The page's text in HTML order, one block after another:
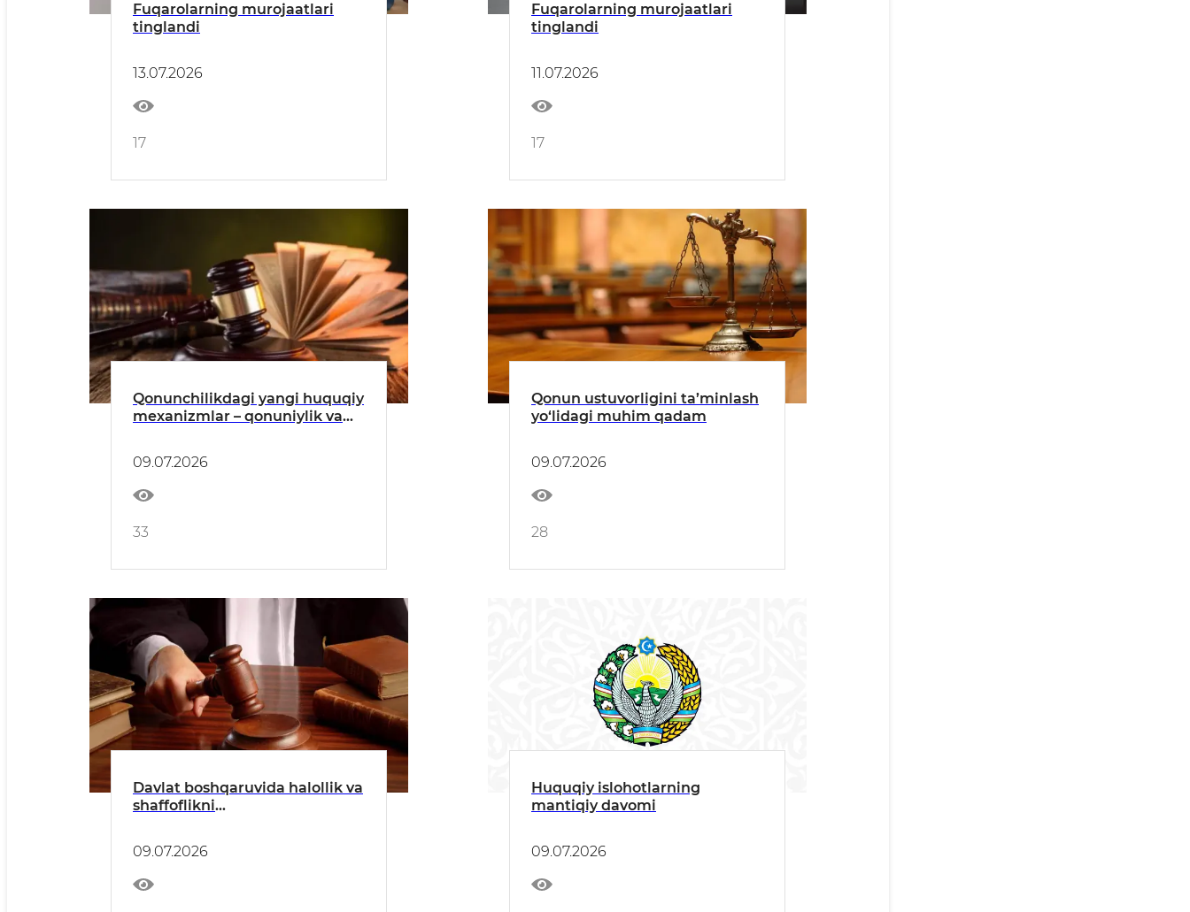
Fuqarolarning murojaatlari
tinglandi
13.07.2026
17
Fuqarolarning murojaatlari
tinglandi
11.07.2026
17
Qonunchilikdagi yangi huquqiy
mexanizmlar – qonuniylik va
09.07.2026
33
Qonun ustuvorligini ta’minlash
yo‘lidagi muhim qadam
09.07.2026
28
Davlat boshqaruvida halollik va
shaffoflikni
09.07.2026
Huquqiy islohotlarning
mantiqiy davomi
09.07.2026